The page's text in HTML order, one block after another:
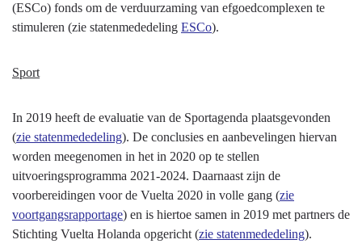
(ESCo) fonds om de verduurzaming van efgoedcomplexen te
stimuleren (zie statenmededeling ESCo).
Sport
In 2019 heeft de evaluatie van de Sportagenda plaatsgevonden
(zie statenmededeling). De conclusies en aanbevelingen hiervan
worden meegenomen in het in 2020 op te stellen
uitvoeringsprogramma 2021-2024. Daarnaast zijn de
voorbereidingen voor de Vuelta 2020 in volle gang (zie
voortgangsrapportage) en is hiertoe samen in 2019 met partners de
Stichting Vuelta Holanda opgericht (zie statenmededeling).